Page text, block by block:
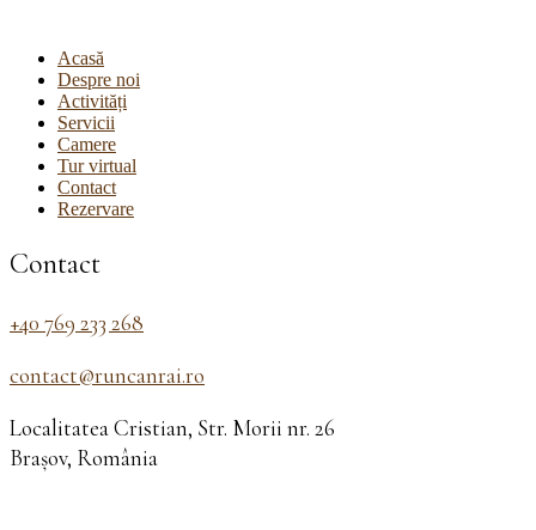
Acasă
Despre noi
Activități
Servicii
Camere
Tur virtual
Contact
Rezervare
Contact
+40 769 233 268
contact@runcanrai.ro
Localitatea Cristian, Str. Morii nr. 26
Brașov, România